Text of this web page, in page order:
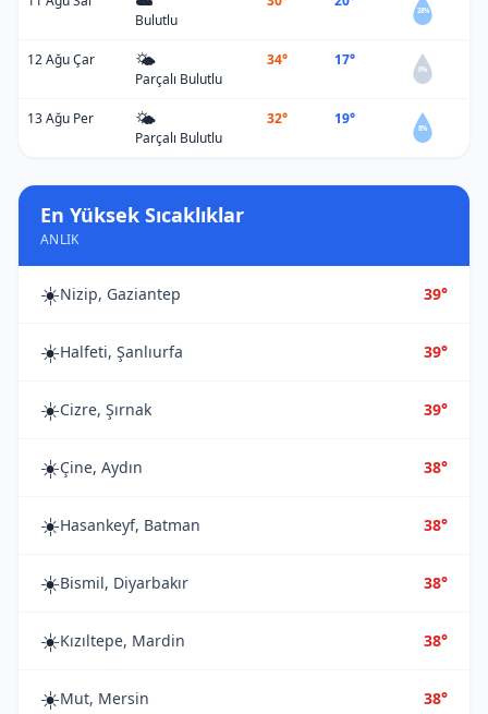
Bulutlu
28%
12 Ağu Çar 🌤️
Parçalı Bulutlu
34° 17°
0%
13 Ağu Per 🌤️
Parçalı Bulutlu
32° 19°
8%
En Yüksek Sıcaklıklar
ANLIK
☀️Nizip, Gaziantep 39°
☀️Halfeti, Şanlıurfa 39°
☀️Cizre, Şırnak 39°
☀️Çine, Aydın 38°
☀️Hasankeyf, Batman 38°
☀️Bismil, Diyarbakır 38°
☀️Kızıltepe, Mardin 38°
☀️Mut, Mersin 38°